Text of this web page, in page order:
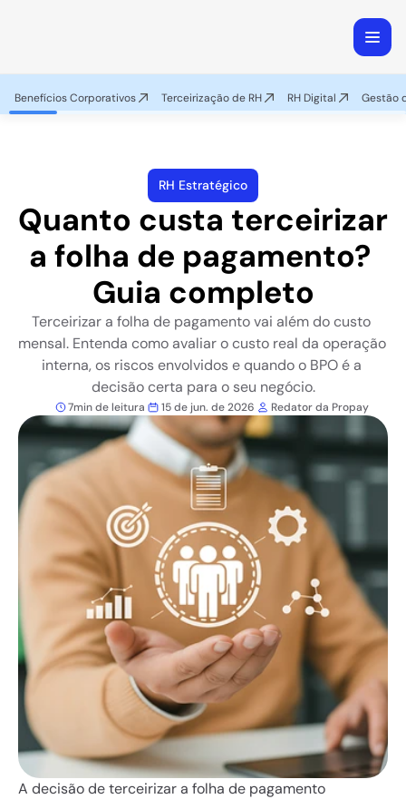
Benefícios Corporativos Terceirização de RH RH Digital Gestão
RH Estratégico
Quanto custa terceirizar
a folha de pagamento?
Guia completo
Terceirizar a folha de pagamento vai além do custo
mensal. Entenda como avaliar o custo real da operação
interna, os riscos envolvidos e quando o BPO é a
decisão certa para o seu negócio.
7min de leitura 15 de jun. de 2026 Redator da Propay
A decisão de terceirizar a folha de pagamento